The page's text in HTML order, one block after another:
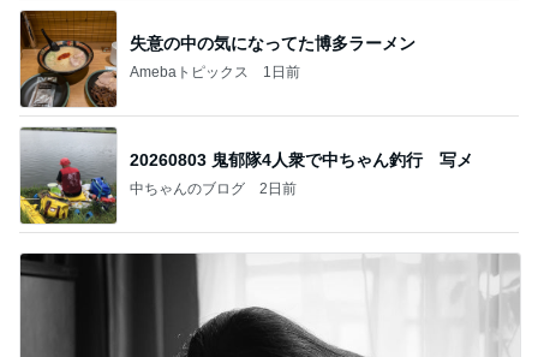
失意の中の気になってた博多ラーメン
Amebaトピックス 1日前
20260803 鬼郁隊4人衆で中ちゃん釣行 写メ
中ちゃんのブログ 2日前